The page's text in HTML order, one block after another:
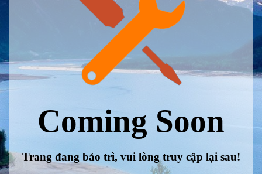
Coming Soon
Trang đang bảo trì, vui lòng truy cập lại sau!